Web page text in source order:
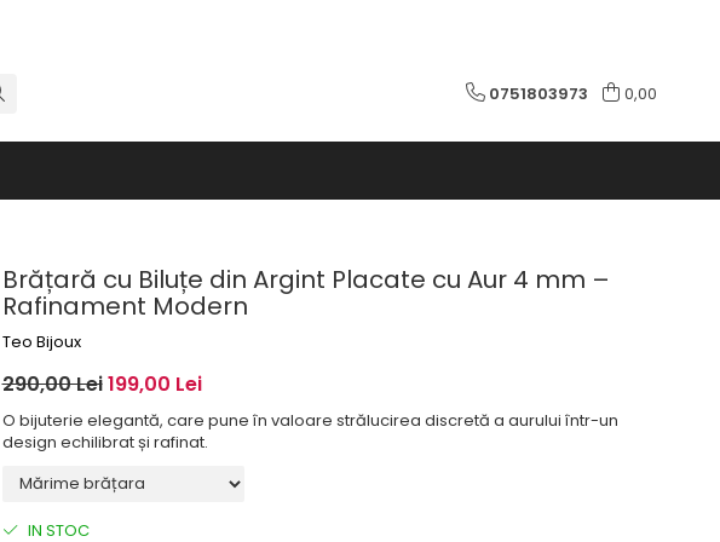
0751803973 0,00
Brățară cu Biluțe din Argint Placate cu Aur 4 mm –
Rafinament Modern
Teo Bijoux
290,00 Lei199,00 Lei
O bijuterie elegantă, care pune în valoare strălucirea discretă a aurului într-un
design echilibrat și rafinat.
IN STOC